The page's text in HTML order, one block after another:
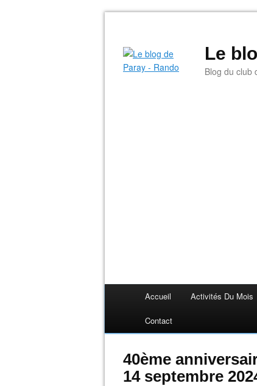
Le
Blog du club
Accueil Activités Du Mois
Contact
40ème
14 septembre